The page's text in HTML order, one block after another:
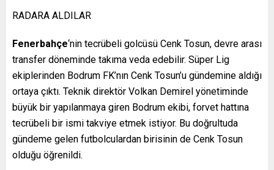
RADARA ALDILAR
Fenerbahçe‘nin tecrübeli golcüsü Cenk Tosun, devre arası
transfer döneminde takıma veda edebilir. Süper Lig
ekiplerinden Bodrum FK’nın Cenk Tosun’u gündemine aldığı
ortaya çıktı. Teknik direktör Volkan Demirel yönetiminde
büyük bir yapılanmaya giren Bodrum ekibi, forvet hattına
tecrübeli bir ismi takviye etmek istiyor. Bu doğrultuda
gündeme gelen futbolculardan birisinin de Cenk Tosun
olduğu öğrenildi.